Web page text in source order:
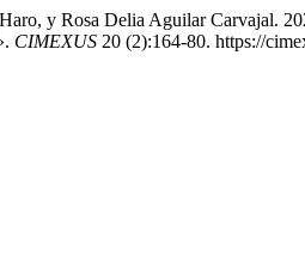
y Rosa Delia Aguilar Carvajal.
CIMEXUS 20 (2):164-80. https://